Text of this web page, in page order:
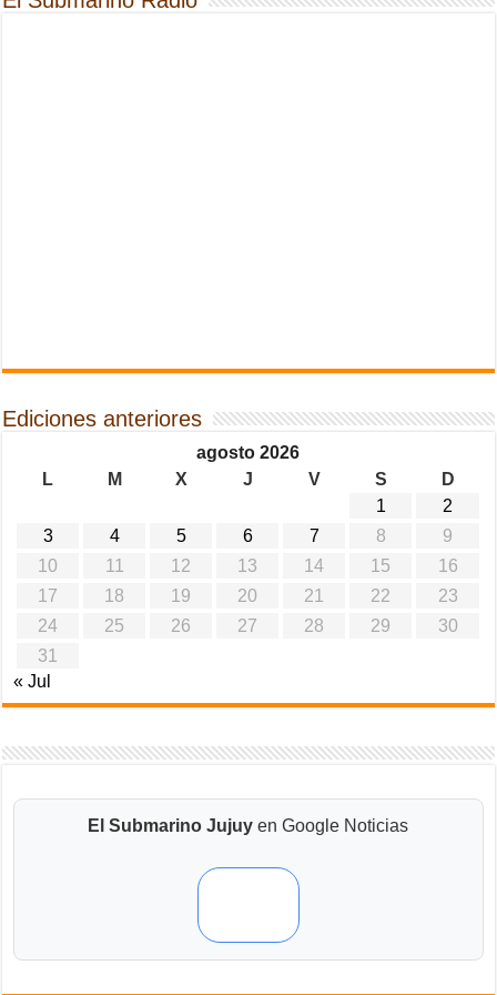
Ediciones anteriores
agosto 2026
L
M X J V S
D
1
2
3
4 5 6 7 8
9
10
11 12 13 14 15
16
17
18 19 20 21 22
23
24
25 26 27 28 29
30
31
« Jul
El Submarino Jujuy en Google Noticias